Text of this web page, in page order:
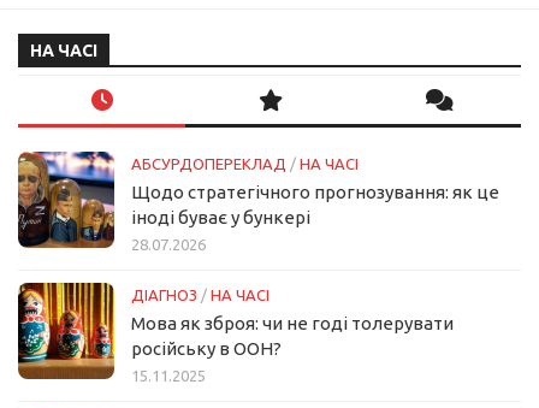
НА ЧАСІ
АБСУРДОПЕРЕКЛАД / НА ЧАСІ
Щодо стратегічного прогнозування: як це
іноді буває у бункері
28.07.2026
ДІАГНОЗ / НА ЧАСІ
Мова як зброя: чи не годі толерувати
російську в ООН?
15.11.2025